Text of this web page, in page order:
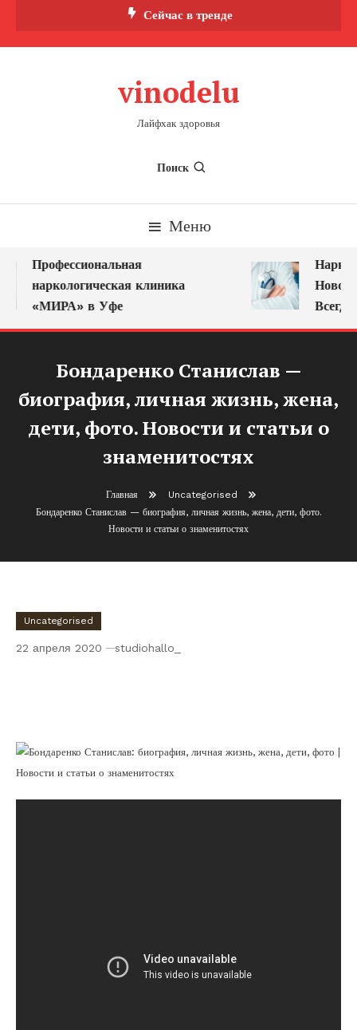
Сейчас в тренде
vinodelu
Лайфхак здоровья
Поиск
Меню
Профессиональная
наркологическая клиника
«МИРА» в Уфе
Всегда
Бондаренко Станислав —
биография, личная жизнь, жена,
дети, фото. Новости и статьи о
знаменитостях
Главная
Uncategorised
Бондаренко Станислав — биография, личная жизнь, жена, дети, фото.
Новости и статьи о знаменитостях
Uncategorised
22 апреля 2020 studiohallo_